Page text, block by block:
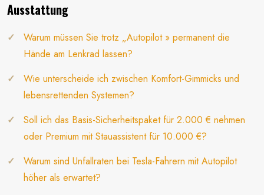
Ausstattung
Warum müssen Sie trotz „Autopilot » permanent die
Hände am Lenkrad lassen?
Wie unterscheide ich zwischen Komfort-Gimmicks und
lebensrettenden Systemen?
Soll ich das Basis-Sicherheitspaket für 2.000 € nehmen
oder Premium mit Stauassistent für 10.000 €?
Warum sind Unfallraten bei Tesla-Fahrern mit Autopilot
höher als erwartet?